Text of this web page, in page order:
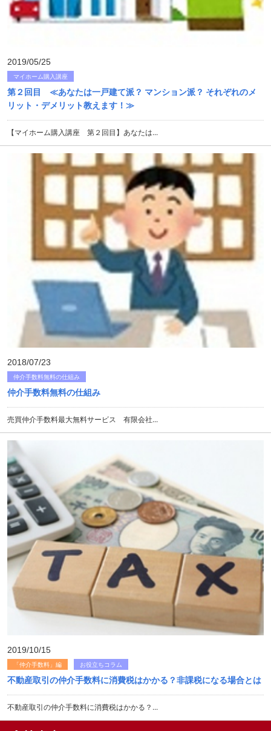
2019/05/25
マイホーム購入講座
第２回目 ≪あなたは一戸建て派？ マンション派？ それぞれのメ
リット・デメリット教えます！≫
【マイホーム購入講座 第２回目】あなたは...
2018/07/23
仲介手数料無料の仕組み
仲介手数料無料の仕組み
売買仲介手数料最大無料サービス 有限会社...
2019/10/15
「仲介手数料」編 お役立ちコラム
不動産取引の仲介手数料に消費税はかかる？非課税になる場合とは
不動産取引の仲介手数料に消費税はかかる？...